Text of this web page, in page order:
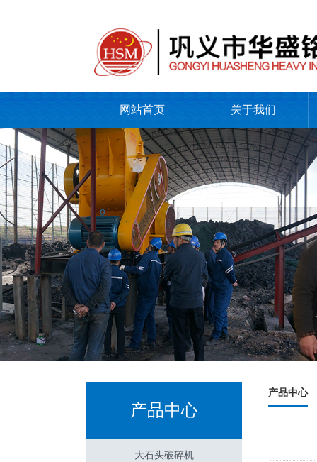
网站首页 关于我们
产品中心
大石头破碎机
产品中心